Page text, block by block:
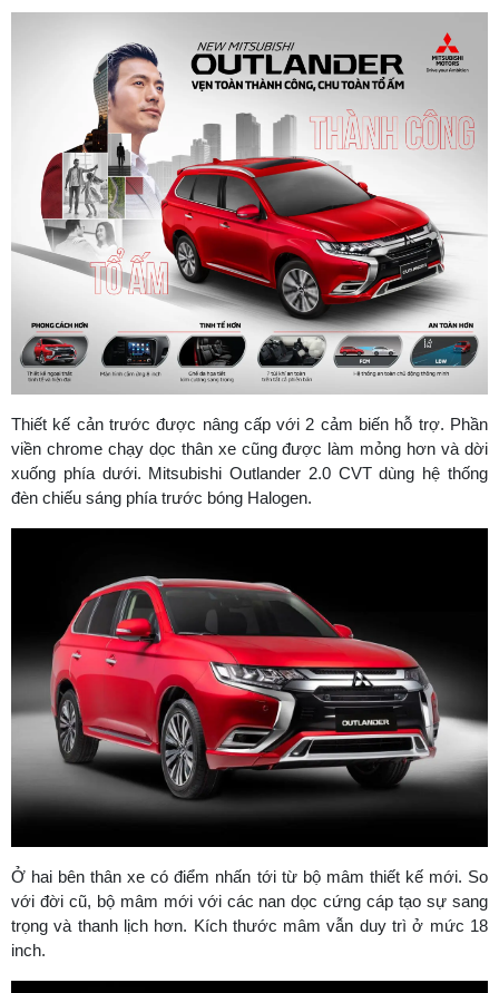
Thiết kế cản trước được nâng cấp với 2 cảm biến hỗ trợ. Phần
viền chrome chạy dọc thân xe cũng được làm mỏng hơn và dời
xuống phía dưới. Mitsubishi Outlander 2.0 CVT dùng hệ thống
đèn chiếu sáng phía trước bóng Halogen.
Ở hai bên thân xe có điểm nhấn tới từ bộ mâm thiết kế mới. So
với đời cũ, bộ mâm mới với các nan dọc cứng cáp tạo sự sang
trọng và thanh lịch hơn. Kích thước mâm vẫn duy trì ở mức 18
inch.